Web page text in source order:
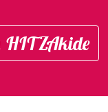
HITZAkide